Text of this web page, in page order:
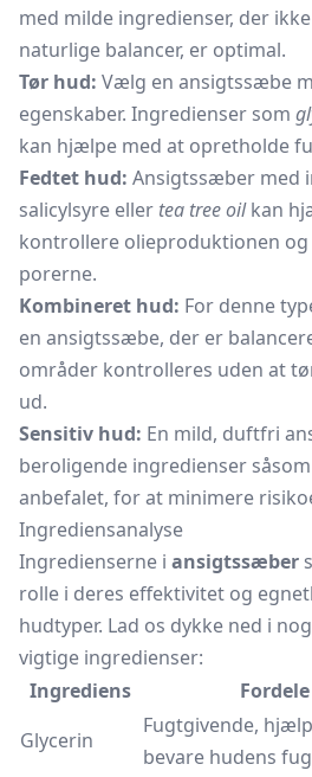
med milde ingredienser, der
naturlige balancer, er optimal.
Tør hud: Vælg en ansigtssæbe
egenskaber. Ingredienser som
kan hjælpe med at opretholde
Fedtet hud: Ansigtssæber med
salicylsyre eller tea tree oilkan
kontrollere olieproduktionen
porerne.
Kombineret hud: For denne
en ansigtssæbe, der er
områder kontrolleres uden at
ud.
Sensitiv hud: En mild, duftfri
beroligende ingredienser
anbefalet, for at minimere
Ingrediensanalyse
Ingredienserne i ansigtssæber
rolle i deres effektivitet og
hudtyper. Lad os dykke ned i
vigtige ingredienser:
Ingrediens
Fordele
Glycerin
Fugtgivende,
bevare hudens